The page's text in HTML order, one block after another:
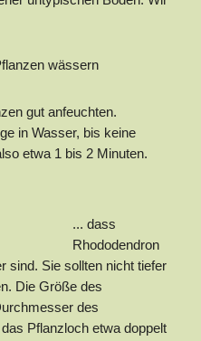
gut anfeuchten.
in Wasser, bis keine
etwa 1 bis 2 Minuten.
... dass
Rhododendron
sind. Sie sollten nicht tiefer
Die Größe des
des
Pflanzloch etwa doppelt